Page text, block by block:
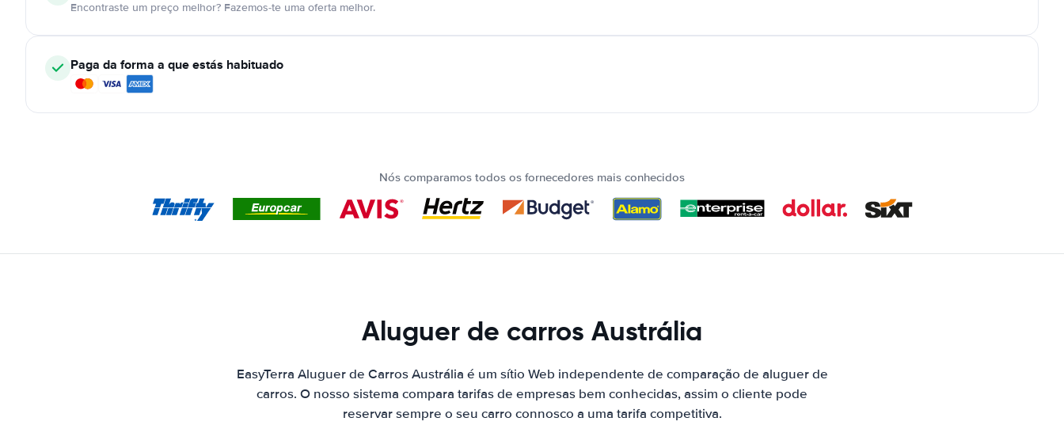
Encontraste um preço melhor? Fazemos-te uma oferta melhor.
Paga da forma a que estás habituado
Nós comparamos todos os fornecedores mais conhecidos
Aluguer de carros Austrália
EasyTerra Aluguer de Carros Austrália é um sítio Web independente de comparação de aluguer de
carros. O nosso sistema compara tarifas de empresas bem conhecidas, assim o cliente pode
reservar sempre o seu carro connosco a uma tarifa competitiva.